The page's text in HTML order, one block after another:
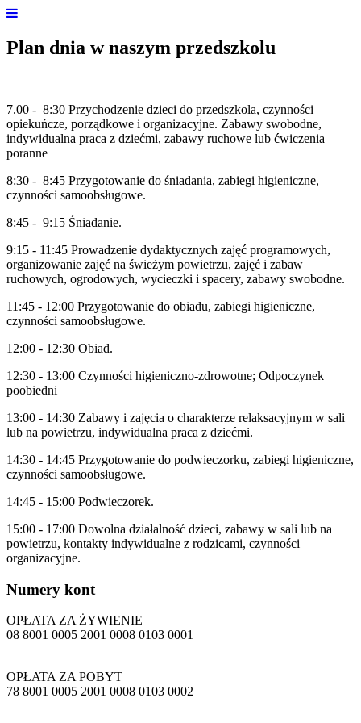
Plan dnia w naszym przedszkolu
7.00 - 8:30 Przychodzenie dzieci do przedszkola, czynności
opiekuńcze, porządkowe i organizacyjne. Zabawy swobodne,
indywidualna praca z dziećmi, zabawy ruchowe lub ćwiczenia
poranne
8:30 - 8:45 Przygotowanie do śniadania, zabiegi higieniczne,
czynności samoobsługowe.
8:45 - 9:15 Śniadanie.
9:15 - 11:45 Prowadzenie dydaktycznych zajęć programowych,
organizowanie zajęć na świeżym powietrzu, zajęć i zabaw
ruchowych, ogrodowych, wycieczki i spacery, zabawy swobodne.
11:45 - 12:00 Przygotowanie do obiadu, zabiegi higieniczne,
czynności samoobsługowe.
12:00 - 12:30 Obiad.
12:30 - 13:00 Czynności higieniczno-zdrowotne; Odpoczynek
poobiedni
13:00 - 14:30 Zabawy i zajęcia o charakterze relaksacyjnym w sali
lub na powietrzu, indywidualna praca z dziećmi.
14:30 - 14:45 Przygotowanie do podwieczorku, zabiegi higieniczne,
czynności samoobsługowe.
14:45 - 15:00 Podwieczorek.
15:00 - 17:00 Dowolna działalność dzieci, zabawy w sali lub na
powietrzu, kontakty indywidualne z rodzicami, czynności
organizacyjne.
Numery kont
OPŁATA ZA ŻYWIENIE
08 8001 0005 2001 0008 0103 0001
OPŁATA ZA POBYT
78 8001 0005 2001 0008 0103 0002